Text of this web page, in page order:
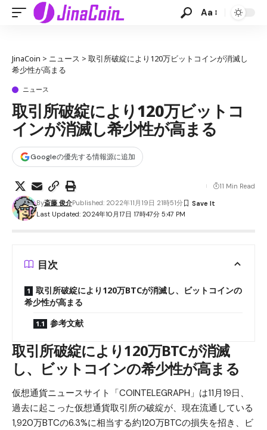
Aa
JinaCoin > ニュース > 取引所破綻により120万ビットコインが消滅し
希少性が高まる
ニュース
取引所破綻により120万ビットコ
インが消滅し希少性が高まる
Googleの優先する情報源に追加
Last Updated: 2024年10月17日 17時47分 5:47 PM
By斎藤 俊介Published: 2022年11月19日 21時51分
11 Min Read
目次
取引所破綻により120万BTCが消滅し、ビットコインの
希少性が高まる
参考文献
取引所破綻により120万BTCが消滅
し、ビットコインの希少性が高まる
仮想通貨ニュースサイト「COINTELEGRAPH」は11月19日、
過去に起こった仮想通貨取引所の破綻が、現在流通している
1,920万BTCの6.3%に相当する約120万BTCの損失を招き、ビ